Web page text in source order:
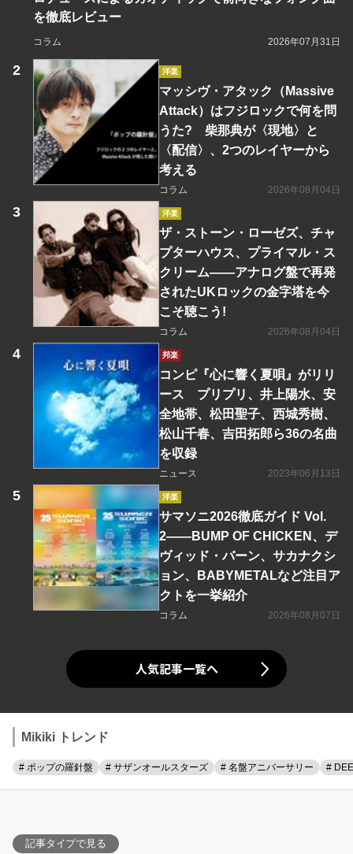
を徹底レビュー
コラム 2026年07月31日
洋楽
マッシヴ・アタック（Massive
Attack）はフジロックで何を問
うた? 柴那典が〈現地〉と
〈配信〉、2つのレイヤーから
考える
コラム 2026年08月04日
洋楽
ザ・ストーン・ローゼズ、チャ
プターハウス、プライマル・ス
クリーム――アナログ盤で再発
されたUKロックの金字塔を今
こそ聴こう!
コラム 2026年08月04日
邦楽
コンピ『心に響く夏唄』がリリ
ース プリプリ、井上陽水、安
全地帯、松田聖子、西城秀樹、
松山千春、吉田拓郎ら36の名曲
を収録
ニュース 2023年06月13日
洋楽
サマソニ2026徹底ガイド Vol.
2――BUMP OF CHICKEN、デ
ヴィッド・バーン、サカナクシ
ョン、BABYMETALなど注目ア
クトを一挙紹介
コラム 2026年08月07日
人気記事一覧へ
Mikiki トレンド
# ポップの羅針盤 # サザンオールスターズ # 名盤アニバーサリー #
記事タイプで見る